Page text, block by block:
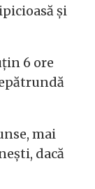
și
6 ore
mai
dacă